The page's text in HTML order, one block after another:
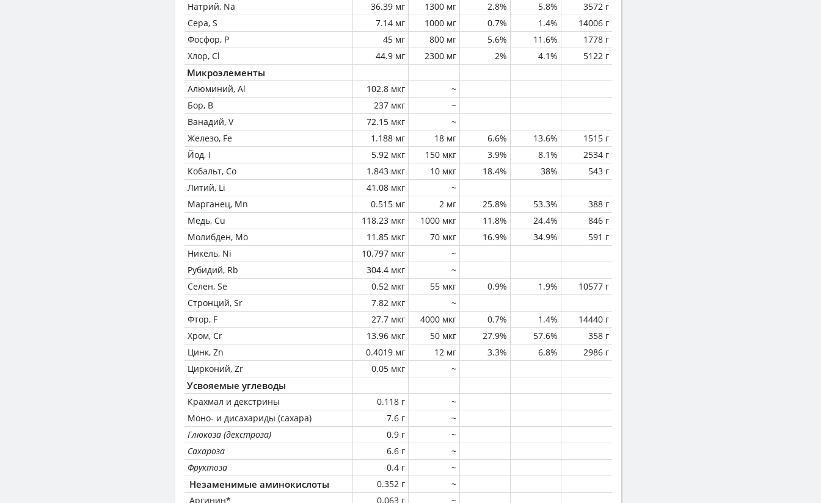
Натрий, Na
36.39 мг 1300 мг 2.8% 5.8%
3572 г
Сера, S
7.14 мг 1000 мг 0.7% 1.4%
14006 г
Фосфор, P
45 мг 800 мг 5.6% 11.6%
1778 г
Хлор, Cl
44.9 мг 2300 мг 2% 4.1% 5122 г
Микроэлементы
Алюминий, Al 102.8 мкг
~
Бор, B
237 мкг
~
Ванадий, V
72.15 мкг
~
Железо, Fe
1.188 мг 18 мг 6.6% 13.6%
1515 г
Йод, I
5.92 мкг 150 мкг 3.9% 8.1%
2534 г
Кобальт, Co
1.843 мкг 10 мкг 18.4% 38%
543 г
Литий, Li
41.08 мкг
~
Марганец, Mn
0.515 мг 2 мг 25.8% 53.3%
388 г
Медь, Cu
118.23 мкг 1000 мкг 11.8% 24.4%
846 г
Молибден, Mo
11.85 мкг 70 мкг 16.9% 34.9%
591 г
Никель, Ni
10.797 мкг
~
Рубидий, Rb
304.4 мкг
~
Селен, Se
0.52 мкг 55 мкг 0.9% 1.9%
10577 г
Стронций, Sr
7.82 мкг
~
Фтор, F
27.7 мкг 4000 мкг 0.7% 1.4%
14440 г
Хром, Cr
13.96 мкг 50 мкг 27.9% 57.6%
358 г
Цинк, Zn
0.4019 мг 12 мг 3.3% 6.8%
2986 г
Цирконий, Zr
0.05 мкг ~
Усвояемые углеводы
Крахмал и декстрины 0.118 г
~
Моно- и дисахариды (сахара)
7.6 г
~
Глюкоза (декстроза)
0.9 г
~
Сахароза
6.6 г
~
Фруктоза
0.4 г ~
Незаменимые аминокислоты 0.352 г
~
Аргинин*
0.063 г ~